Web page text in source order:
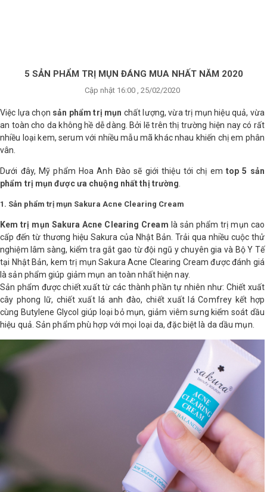
5 SẢN PHẨM TRỊ MỤN ĐÁNG MUA NHẤT NĂM 2020
Cập nhật 16:00 , 25/02/2020
Việc lựa chọn sản phẩm trị mụn chất lượng, vừa trị mụn hiệu quả, vừa
an toàn cho da không hề dễ dàng. Bởi lẽ trên thị trường hiện nay có rất
nhiều loại kem, serum với nhiều mẫu mã khác nhau khiến chị em phân
vân.
Dưới đây, Mỹ phẩm Hoa Anh Đào sẽ giới thiệu tới chị em top 5 sản
phẩm trị mụn được ưa chuộng nhất thị trường
1. Sản phẩm trị mụn Sakura Acne Clearing Cream
Kem trị mụn Sakura Acne Clearing Cream là sản phẩm trị mụn cao
cấp đến từ thương hiệu Sakura của Nhật Bản. Trải qua nhiều cuộc thử
nghiệm lâm sàng, kiểm tra gắt gao từ đội ngũ y chuyên gia và Bộ Y Tế
tại Nhật Bản, kem trị mụn Sakura Acne Clearing Cream được đánh giá
là sản phẩm giúp giảm mụn an toàn nhất hiện nay.
Sản phẩm được chiết xuất từ các thành phần tự nhiên như: Chiết xuất
cây phong lữ, chiết xuất lá anh đào, chiết xuất lá Comfrey kết hợp
cùng Butylene Glycol giúp loại bỏ mụn, giảm viêm sưng kiểm soát dầu
hiệu quả. Sản phẩm phù hợp với mọi loại da, đặc biệt là da dầu mụn.